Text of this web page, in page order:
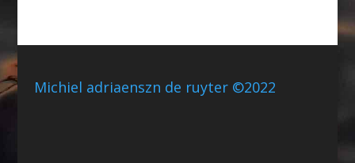
Michiel adriaenszn de ruyter ©2022